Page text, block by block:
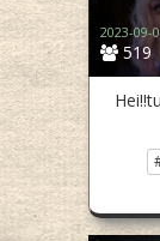
519
2023-09-